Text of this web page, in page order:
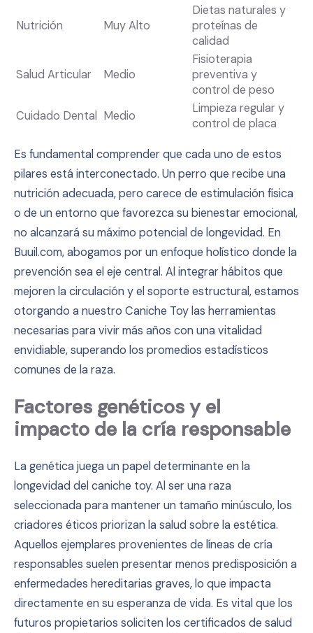
Nutrición Muy Alto
Dietas naturales y
proteínas de
calidad
Salud Articular Medio
Fisioterapia
preventiva y
control de peso
Cuidado Dental
Medio
Limpieza regular y
control de placa
Es fundamental comprender que cada uno de estos
pilares está interconectado. Un perro que recibe una
nutrición adecuada, pero carece de estimulación física
o de un entorno que favorezca su bienestar emocional,
no alcanzará su máximo potencial de longevidad. En
Buuil.com, abogamos por un enfoque holístico donde la
prevención sea el eje central. Al integrar hábitos que
mejoren la circulación y el soporte estructural, estamos
otorgando a nuestro Caniche Toy las herramientas
necesarias para vivir más años con una vitalidad
envidiable, superando los promedios estadísticos
comunes de la raza.
Factores genéticos y el
impacto de la cría responsable
La genética juega un papel determinante en la
longevidad del caniche toy. Al ser una raza
seleccionada para mantener un tamaño minúsculo, los
criadores éticos priorizan la salud sobre la estética.
Aquellos ejemplares provenientes de líneas de cría
responsables suelen presentar menos predisposición a
enfermedades hereditarias graves, lo que impacta
directamente en su esperanza de vida. Es vital que los
futuros propietarios soliciten los certificados de salud